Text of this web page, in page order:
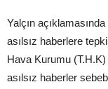
Yalçın
asılsız haberlere
Hava Kurumu (T.H.K)
asılsız haberler